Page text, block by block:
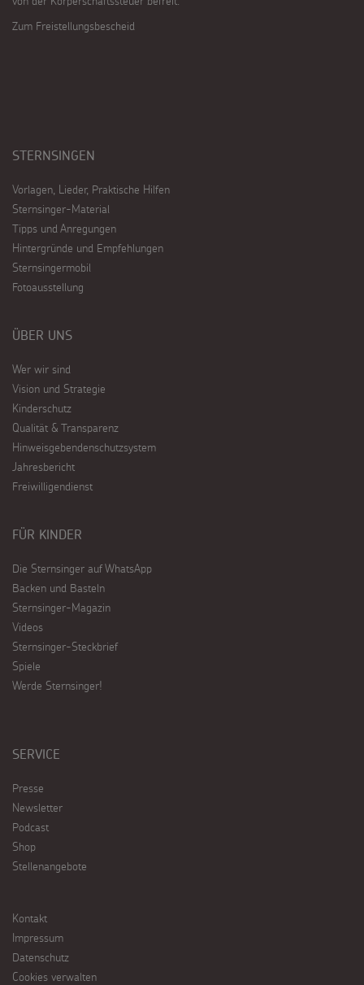
Zum Freistellungsbescheid
STERNSINGEN
Vorlagen, Lieder, Praktische Hilfen
Sternsinger-Material
Tipps und Anregungen
Hintergründe und Empfehlungen
Sternsingermobil
Fotoausstellung
ÜBER UNS
Wer wir sind
Vision und Strategie
Kinderschutz
Qualität & Transparenz
Hinweisgebendenschutzsystem
Jahresbericht
Freiwilligendienst
FÜR KINDER
Die Sternsinger auf WhatsApp
Backen und Basteln
Sternsinger-Magazin
Videos
Sternsinger-Steckbrief
Spiele
Werde Sternsinger!
SERVICE
Presse
Newsletter
Podcast
Shop
Stellenangebote
Kontakt
Impressum
Datenschutz
Cookies verwalten